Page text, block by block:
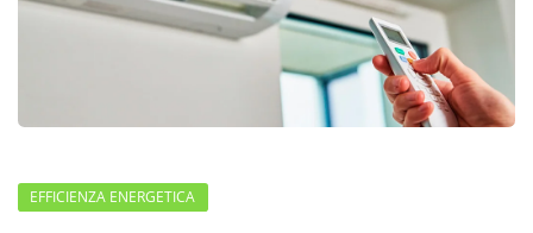
EFFICIENZA ENERGETICA